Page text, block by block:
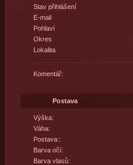
Stav přihlášení
E-mail
Pohlaví
Okres
Lokalita
Komentář:
Postava
Výška:
Váha:
Postava::
Barva očí:
Barva vlasů: